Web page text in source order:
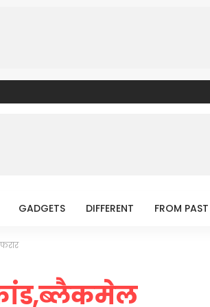
GADGETS DIFFERENT FROM PAST